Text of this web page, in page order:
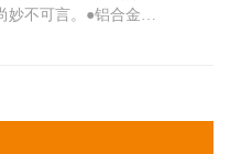
妙不可言。●铝合金…